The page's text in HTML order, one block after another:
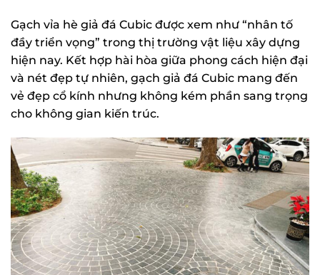
Gạch vỉa hè giả đá Cubic được xem như “nhân tố
đầy triển vọng” trong thị trường vật liệu xây dựng
hiện nay. Kết hợp hài hòa giữa phong cách hiện đại
và nét đẹp tự nhiên, gạch giả đá Cubic mang đến
vẻ đẹp cổ kính nhưng không kém phần sang trọng
cho không gian kiến trúc.